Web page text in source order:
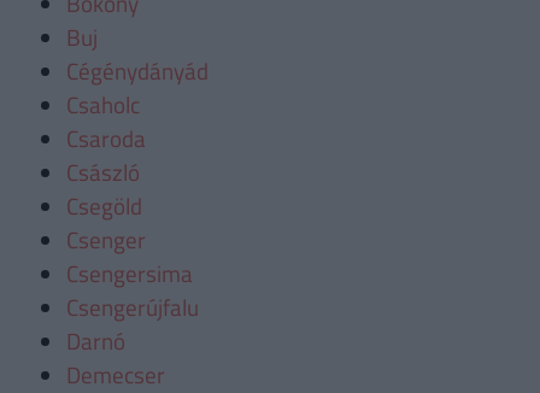
Buj
Cégénydányád
Csaholc
Csaroda
Császló
Csegöld
Csenger
Csengersima
Csengerújfalu
Darnó
Demecser